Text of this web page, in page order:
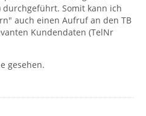
Somit kann ich
auch einen Aufruf an den TB
Kundendaten (TelNr
gesehen.